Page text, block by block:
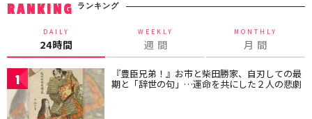
RANKING ランキング
DAILY
24時間
WEEKLY
週 間
MONTHLY
月 間
1 『豊臣兄弟！』お市と柴田勝家、自刃しての最
期と「辞世の句」…運命を共にした２人の悲劇